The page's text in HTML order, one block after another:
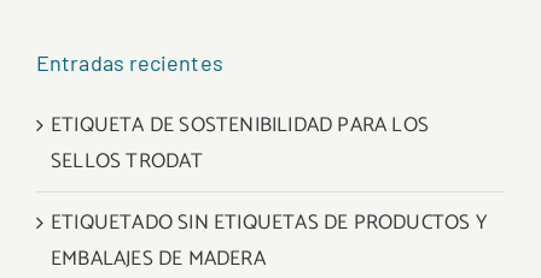
Entradas recientes
ETIQUETA DE SOSTENIBILIDAD PARA LOS
SELLOS TRODAT
ETIQUETADO SIN ETIQUETAS DE PRODUCTOS Y
EMBALAJES DE MADERA